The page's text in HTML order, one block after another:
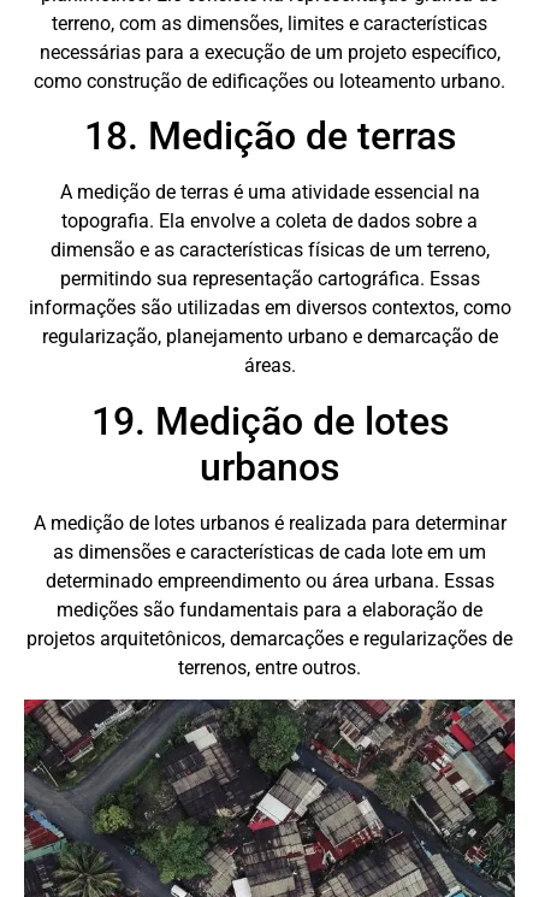
terreno, com as dimensões, limites e características
necessárias para a execução de um projeto específico,
como construção de edificações ou loteamento urbano.
18. Medição de terras
A medição de terras é uma atividade essencial na
topografia. Ela envolve a coleta de dados sobre a
dimensão e as características físicas de um terreno,
permitindo sua representação cartográfica. Essas
informações são utilizadas em diversos contextos, como
regularização, planejamento urbano e demarcação de
áreas.
19. Medição de lotes
urbanos
A medição de lotes urbanos é realizada para determinar
as dimensões e características de cada lote em um
determinado empreendimento ou área urbana. Essas
medições são fundamentais para a elaboração de
projetos arquitetônicos, demarcações e regularizações de
terrenos, entre outros.